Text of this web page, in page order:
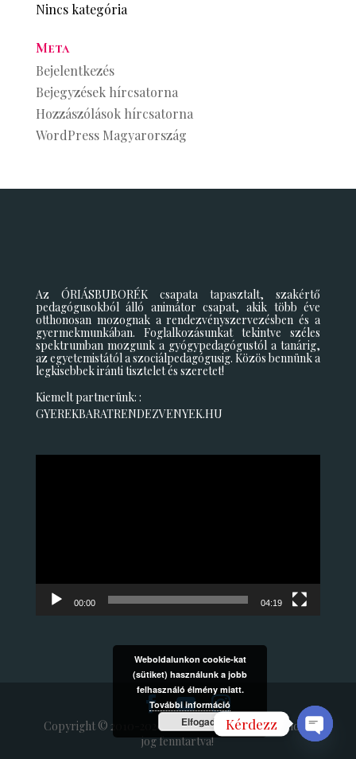
Nincs kategória
Meta
Bejelentkezés
Bejegyzések hírcsatorna
Hozzászólások hírcsatorna
WordPress Magyarország
Az ÓRIÁSBUBORÉK csapata tapasztalt, szakértő
pedagógusokból álló animátor csapat, akik több éve
otthonosan mozognak a rendezvényszervezésben és a
gyermekmunkában. Foglalkozásunkat tekintve széles
spektrumban mozgunk a gyógypedagógustól a tanárig,
az egyetemistától a szociálpedagógusig. Közös bennünk a
legkisebbek iránti tisztelet és szeretet!
Kiemelt partnerünk: :
GYEREKBARATRENDEZVENYEK.HU
00:00 04:19
Copyright © 2010-2020 ORIASBUBOREK.HU Minden
jog fenntartva!
Weboldalunkon cookie-kat
(sütiket) használunk a jobb
felhasználó élmény miatt.
További információ
Elfogad Kérdezz